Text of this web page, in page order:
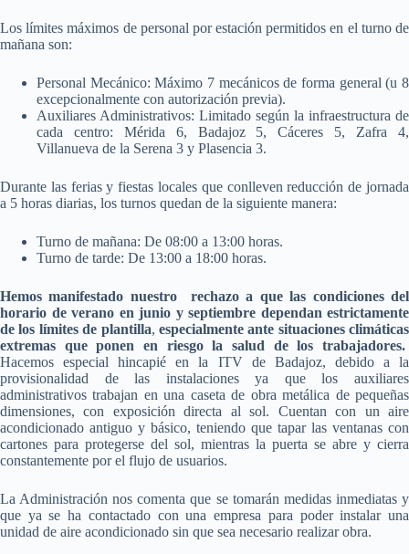
Los límites máximos de personal por estación permitidos en el turno de
mañana son:
Personal Mecánico: Máximo 7 mecánicos de forma general (u 8
excepcionalmente con autorización previa).
Auxiliares Administrativos: Limitado según la infraestructura de
cada centro: Mérida 6, Badajoz 5, Cáceres 5, Zafra 4,
Villanueva de la Serena 3 y Plasencia 3.
Durante las ferias y fiestas locales que conlleven reducción de jornada
a 5 horas diarias, los turnos quedan de la siguiente manera:
Turno de mañana: De 08:00 a 13:00 horas.
Turno de tarde: De 13:00 a 18:00 horas.
Hemos manifestado nuestro rechazo a que las condiciones del
horario de verano en junio y septiembre dependan estrictamente
de los límites de plantilla, especialmente ante situaciones climáticas
extremas que ponen en riesgo la salud de los trabajadores.
Hacemos especial hincapié en la ITV de Badajoz, debido a la
provisionalidad de las instalaciones ya que los auxiliares
administrativos trabajan en una caseta de obra metálica de pequeñas
dimensiones, con exposición directa al sol. Cuentan con un aire
acondicionado antiguo y básico, teniendo que tapar las ventanas con
cartones para protegerse del sol, mientras la puerta se abre y cierra
constantemente por el flujo de usuarios.
La Administración nos comenta que se tomarán medidas inmediatas y
que ya se ha contactado con una empresa para poder instalar una
unidad de aire acondicionado sin que sea necesario realizar obra.